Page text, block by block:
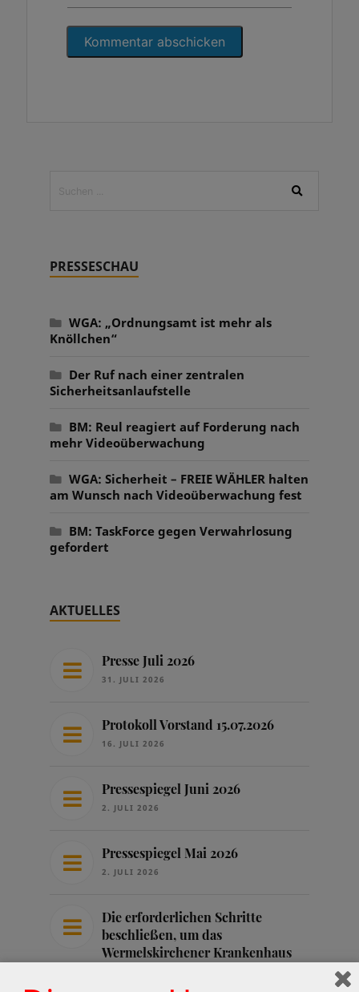
PRESSESCHAU
WGA: „Ordnungsamt ist mehr als
Knöllchen“
Der Ruf nach einer zentralen
Sicherheitsanlaufstelle
BM: Reul reagiert auf Forderung nach
mehr Videoüberwachung
WGA: Sicherheit – FREIE WÄHLER halten
am Wunsch nach Videoüberwachung fest
BM: TaskForce gegen Verwahrlosung
gefordert
AKTUELLES
Presse Juli 2026
31. JULI 2026
Protokoll Vorstand 15.07.2026
16. JULI 2026
Pressespiegel Juni 2026
2. JULI 2026
Pressespiegel Mai 2026
2. JULI 2026
Die erforderlichen Schritte
beschließen, um das
Wermelskirchener Krankenhaus